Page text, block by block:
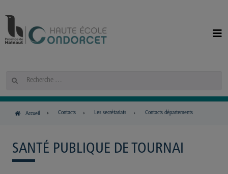
Rechercher
Accueil Contacts Les secrétariats Contacts départements
SANTÉ PUBLIQUE DE TOURNAI